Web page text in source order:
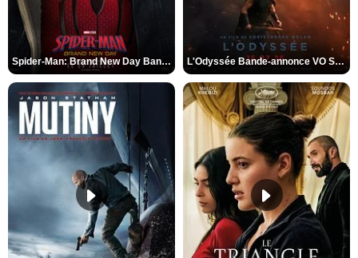
Spider-Man: Brand New Day Bande-annonce VO STFR L'Odyssée Bande-annonce VO STFR